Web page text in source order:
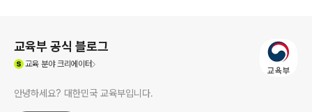
교육부 공식 블로그
교육분야 크리에이터
안녕하세요? 대한민국 교육부입니다.